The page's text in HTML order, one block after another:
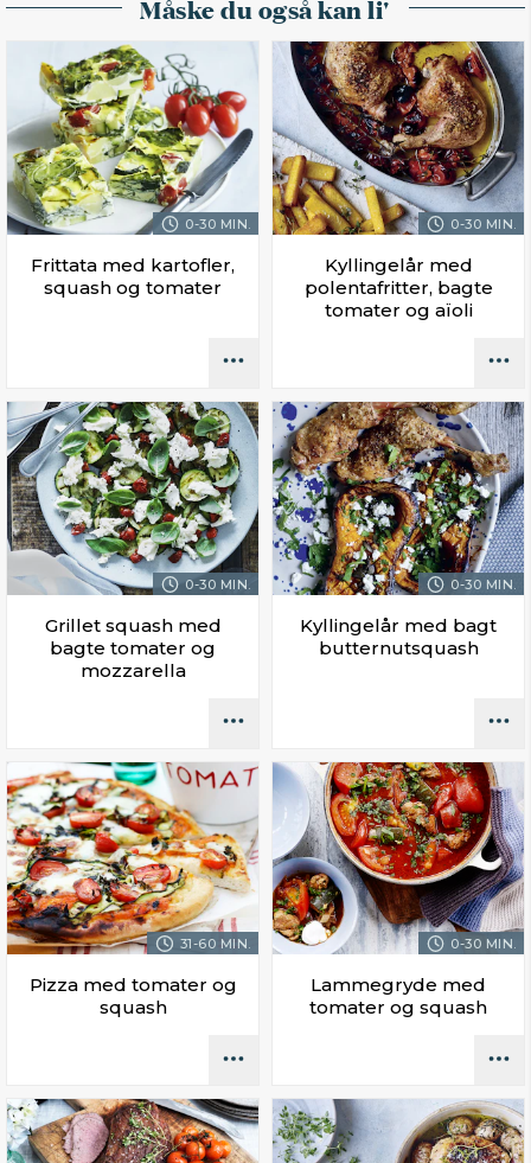
Måske du også kan li'
0-30 MIN.
Frittata med kartofler,
squash og tomater
0-30 MIN.
Kyllingelår med
polentafritter, bagte
tomater og aïoli
0-30 MIN.
Grillet squash med
bagte tomater og
mozzarella
0-30 MIN.
Kyllingelår med bagt
butternutsquash
31-60 MIN.
Pizza med tomater og
squash
0-30 MIN.
Lammegryde med
tomater og squash